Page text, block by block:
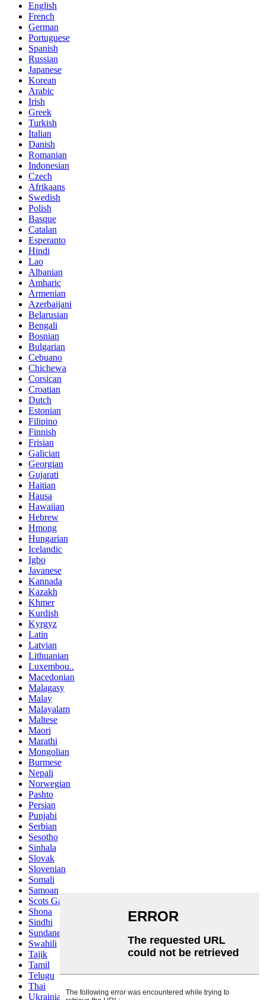
English
French
German
Portuguese
Spanish
Russian
Japanese
Korean
Arabic
Irish
Greek
Turkish
Italian
Danish
Romanian
Indonesian
Czech
Afrikaans
Swedish
Polish
Basque
Catalan
Esperanto
Hindi
Lao
Albanian
Amharic
Armenian
Azerbaijani
Belarusian
Bengali
Bosnian
Bulgarian
Cebuano
Chichewa
Corsican
Croatian
Dutch
Estonian
Filipino
Finnish
Frisian
Galician
Georgian
Gujarati
Haitian
Hausa
Hawaiian
Hebrew
Hmong
Hungarian
Icelandic
Igbo
Javanese
Kannada
Kazakh
Khmer
Kurdish
Kyrgyz
Latin
Latvian
Lithuanian
Luxembou..
Macedonian
Malagasy
Malay
Malayalam
Maltese
Maori
Marathi
Mongolian
Burmese
Nepali
Norwegian
Pashto
Persian
Punjabi
Serbian
Sesotho
Sinhala
Slovak
Slovenian
Somali
Samoan
Scots Gaelic
Shona
Sindhi
Sundanese
Swahili
Tajik
Tamil
Telugu
Thai
Ukrainian